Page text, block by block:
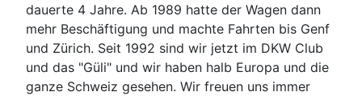
dauerte 4 Jahre. Ab 1989 hatte der Wagen dann
mehr Beschäftigung und machte Fahrten bis Genf
und Zürich. Seit 1992 sind wir jetzt im DKW Club
und das "Güli" und wir haben halb Europa und die
ganze Schweiz gesehen. Wir freuen uns immer